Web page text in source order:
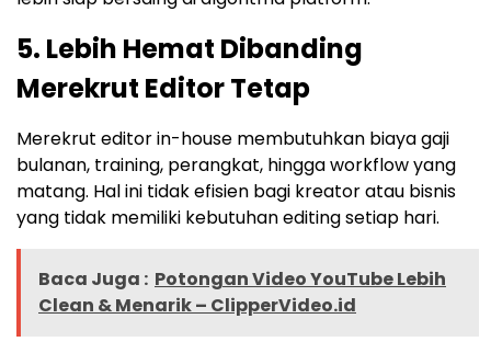
5. Lebih Hemat Dibanding
Merekrut Editor Tetap
Merekrut editor in-house membutuhkan biaya gaji
bulanan, training, perangkat, hingga workflow yang
matang. Hal ini tidak efisien bagi kreator atau bisnis
yang tidak memiliki kebutuhan editing setiap hari.
Baca Juga : Potongan Video YouTube Lebih
Clean & Menarik – ClipperVideo.id